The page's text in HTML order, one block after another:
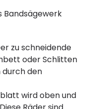
Bandsägewerk
zu schneidende
oder Schlitten
durch den
wird oben und